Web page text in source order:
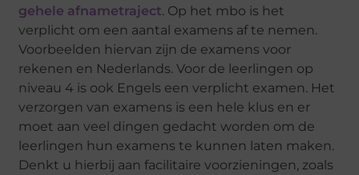
gehele afnametraject. Op het mbo is het
verplicht om een aantal examens af te nemen.
Voorbeelden hiervan zijn de examens voor
rekenen en Nederlands. Voor de leerlingen op
niveau 4 is ook Engels een verplicht examen. Het
verzorgen van examens is een hele klus en er
moet aan veel dingen gedacht worden om de
leerlingen hun examens te kunnen laten maken.
Denkt u hierbij aan facilitaire voorzieningen, zoals